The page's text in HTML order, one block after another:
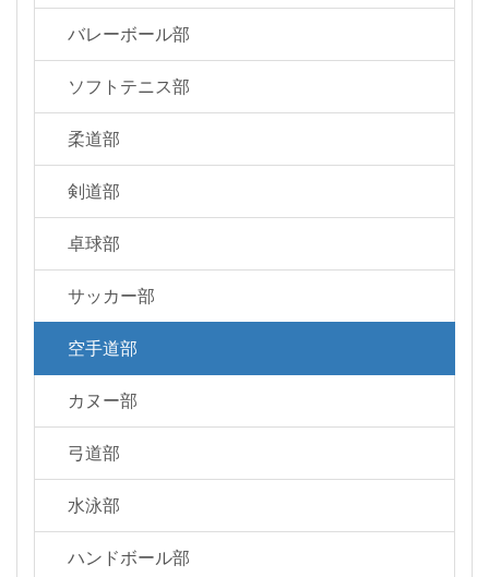
バレーボール部
ソフトテニス部
柔道部
剣道部
卓球部
サッカー部
空手道部
カヌー部
弓道部
水泳部
ハンドボール部